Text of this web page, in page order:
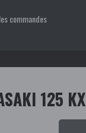
commandes
125 KX